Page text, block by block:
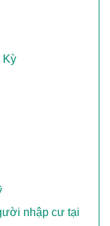
Kỳ
nhập cư tại